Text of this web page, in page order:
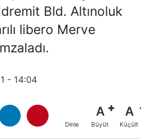
Bld. Altınoluk
libero Merve
- 14:04
Dinle
A
Büyüt
A
Küçült